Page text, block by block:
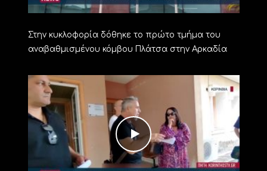
Στην κυκλοφορία δόθηκε το πρώτο τμήμα του
αναβαθμισμένου κόμβου Πλάτσα στην Αρκαδία